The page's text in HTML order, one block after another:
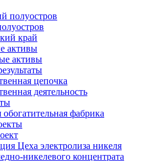
полуостров
край
активы
активы
цепочка
деятельность
обогатительная фабрика
Цеха электролиза никеля
никелевого концентрата